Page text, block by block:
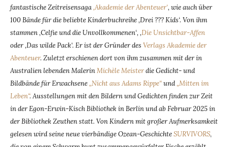
fantastische Zeitreisensaga‚Akademie der Abenteuer‘, wie auch über
100 Bände für die beliebte Kinderbuchreihe ‚Drei ??? Kids‘. Von ihm
stammen ‚Celfie und die Unvollkommenen‘, ‚Die Unsichtbar-Affen
oder ‚Das wilde Pack‘. Er ist der Gründer des Verlags Akademie der
Abenteuer. Zuletzt erschienen dort von ihm zusammen mit der in
Australien lebenden MalerinMichèle Meisterdie Gedicht- und
Bildbände für Erwachsene„Nicht aus Adams Rippe“und„Mitten im
Leben“. Ausstellungen mit den Bildern und Gedichten finden zur Zeit
in der Egon-Erwin-Kisch Bibliothek in Berlin und ab Februar 2025 in
der Bibliothek Zeuthen statt. Von Kindern mit großer Aufmerksamkeit
gelesen wird seine neue vierbändige Ozean-GeschichteSURVIVORS,